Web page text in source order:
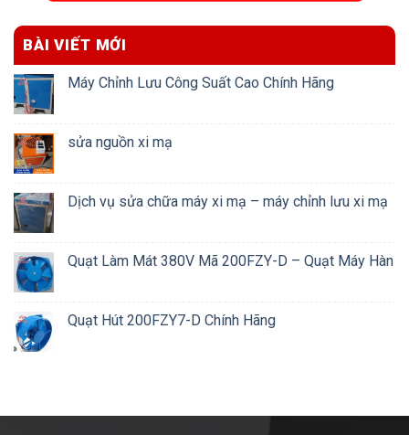
BÀI VIẾT MỚI
Máy Chỉnh Lưu Công Suất Cao Chính Hãng
sửa nguồn xi mạ
Dịch vụ sửa chữa máy xi mạ – máy chỉnh lưu xi mạ
Quạt Làm Mát 380V Mã 200FZY-D – Quạt Máy Hàn
Quạt Hút 200FZY7-D Chính Hãng